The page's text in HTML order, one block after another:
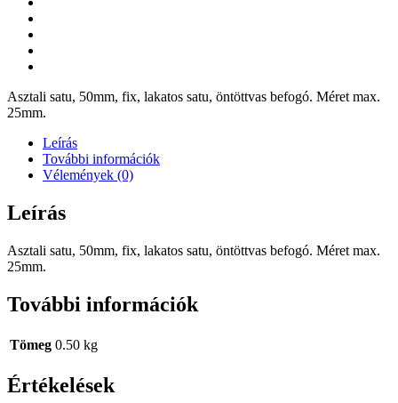
Asztali satu, 50mm, fix, lakatos satu, öntöttvas befogó. Méret max.
25mm.
Leírás
További információk
Vélemények (0)
Leírás
Asztali satu, 50mm, fix, lakatos satu, öntöttvas befogó. Méret max.
25mm.
További információk
Tömeg 0.50 kg
Értékelések